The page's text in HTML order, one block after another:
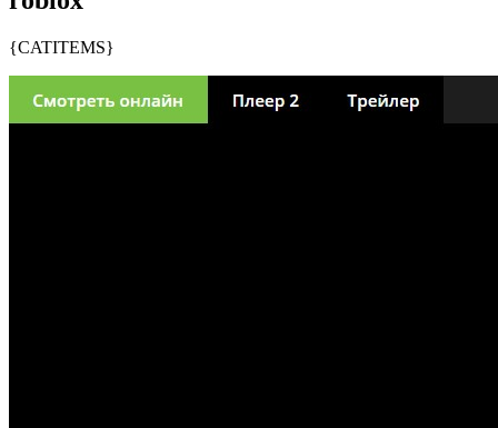
{CATITEMS}